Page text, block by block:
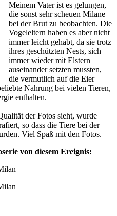
Meinem Vater ist es gelungen,
die sonst sehr scheuen Milane
bei der Brut zu beobachten. Die
Vogeleltern haben es aber nicht
immer leicht gehabt, da sie trotz
ihres geschützten Nests, sich
immer wieder mit Elstern
auseinander setzten mussten,
die vermutlich auf die Eier
Nahrung bei vielen Tieren,
enthalten.
der Fotos sieht, wurde
so dass die Tiere bei der
Viel Spaß mit den Fotos.
von diesem Ereignis: